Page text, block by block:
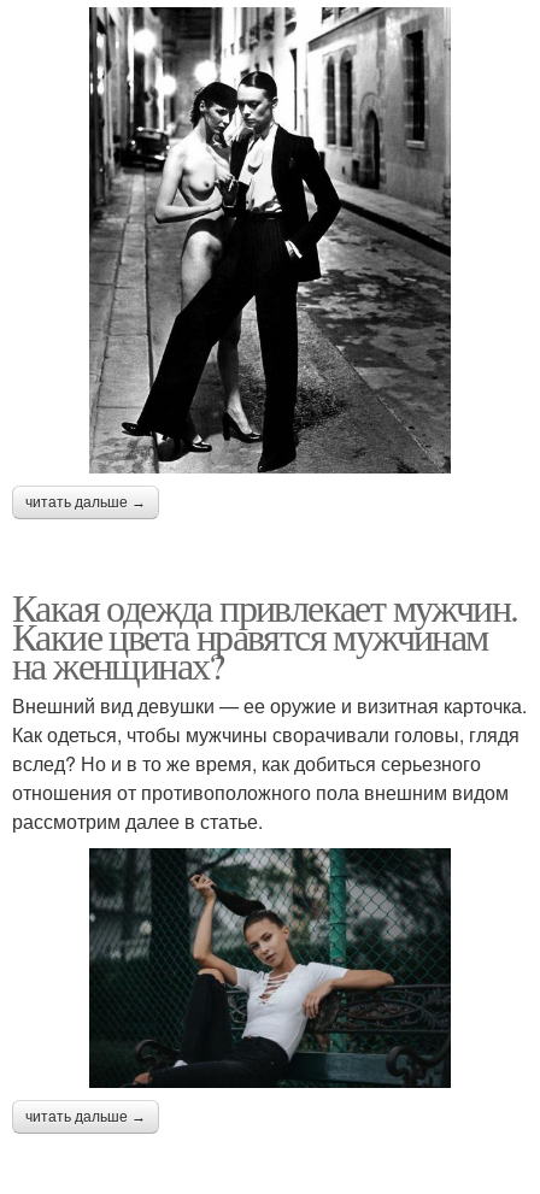
читать дальше →
Какая одежда привлекает мужчин.
Какие цвета нравятся мужчинам
на женщинах?
Внешний вид девушки — ее оружие и визитная карточка.
Как одеться, чтобы мужчины сворачивали головы, глядя
вслед? Но и в то же время, как добиться серьезного
отношения от противоположного пола внешним видом
рассмотрим далее в статье.
читать дальше →